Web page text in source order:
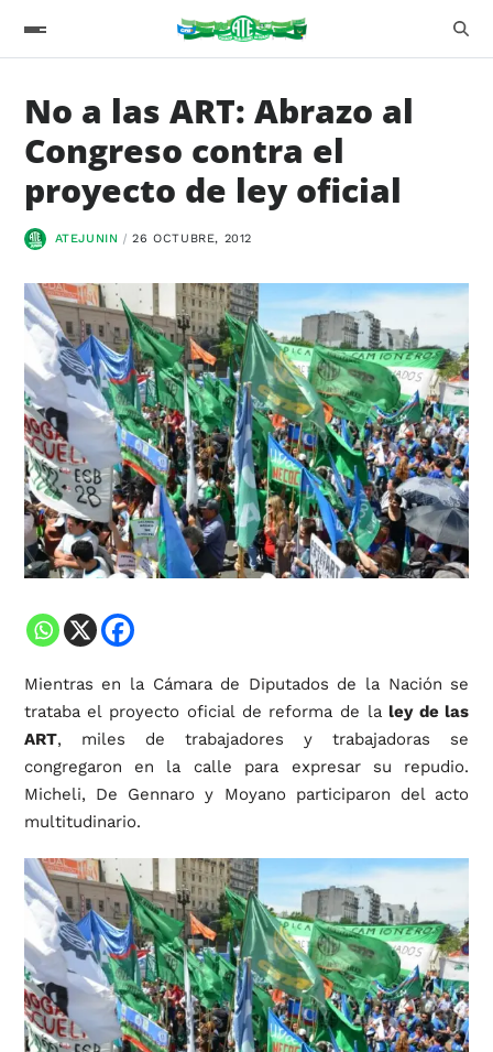
No a las ART: Abrazo al
Congreso contra el
proyecto de ley oficial
ATEJUNIN 26 OCTUBRE, 2012
Mientras en la Cámara de Diputados de la Nación se
trataba el proyecto oficial de reforma de la ley de las
ART, miles de trabajadores y trabajadoras se
congregaron en la calle para expresar su repudio.
Micheli, De Gennaro y Moyano participaron del acto
multitudinario.